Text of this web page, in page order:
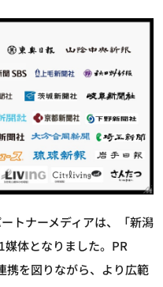
トナーメディアは、「新潟
体となりました。PR
携を図りながら、より広範